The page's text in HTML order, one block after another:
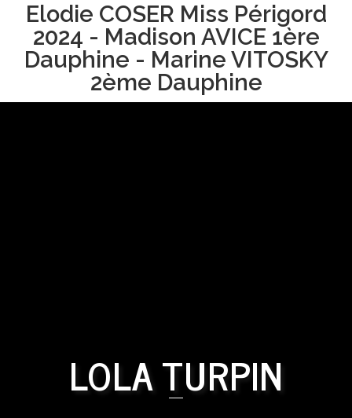
Elodie COSER Miss Périgord
2024 - Madison AVICE 1ère
Dauphine - Marine VITOSKY
2ème Dauphine
LOLA TURPIN